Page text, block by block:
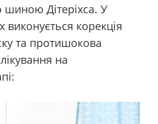
Дітеріхса. У
виконується корекція
та протишокова
на